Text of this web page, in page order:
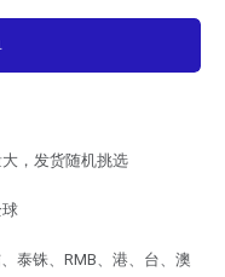
，发货随机挑选
泰铢、RMB、港、台、澳